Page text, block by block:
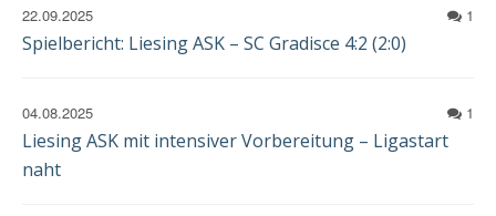
IMPRESSUM
1
22.09.2025
Spielbericht: Liesing ASK – SC Gradisce 4:2 (2:0)
1
04.08.2025
Liesing ASK mit intensiver Vorbereitung – Ligastart
naht